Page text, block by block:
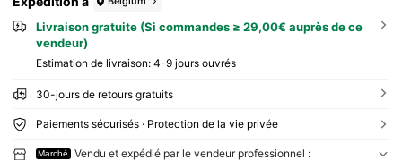
Livraison gratuite (Si commandes ≥ 29,00€ auprès de ce
vendeur)
Estimation de livraison: 4-9 jours ouvrés
30-jours de retours gratuits
Paiements sécurisés · Protection de la vie privée
Marché
Vendu et expédié par le vendeur professionnel :